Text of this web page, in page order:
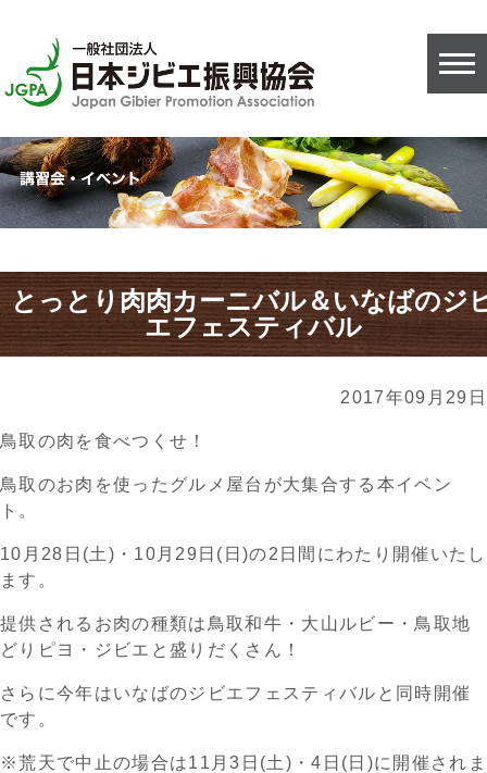
とっとり肉肉カーニバル＆いなばのジ
エフェスティバル
2017年09月29日
鳥取の肉を食べつくせ！
鳥取のお肉を使ったグルメ屋台が大集合する本イベン
ト。
10月28日(土)・10月29日(日)の2日間にわたり開催いたし
ます。
提供されるお肉の種類は鳥取和牛・大山ルビー・鳥取地
どりピヨ・ジビエと盛りだくさん！
さらに今年はいなばのジビエフェスティバルと同時開催
です。
※荒天で中止の場合は11月3日(土)・4日(日)に開催されま